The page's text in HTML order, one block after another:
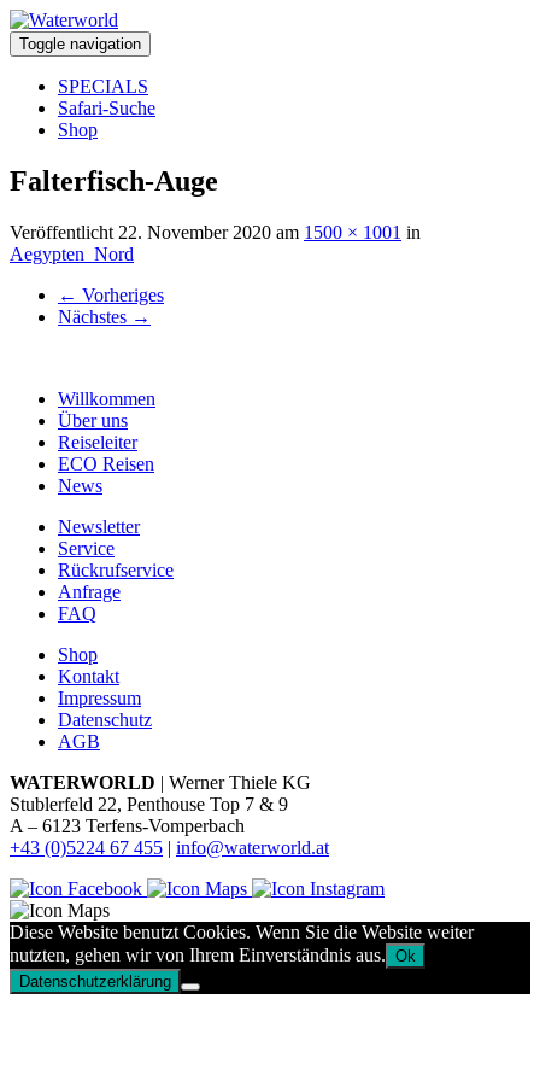
Toggle navigation
SPECIALS
Safari-Suche
Shop
Falterfisch-Auge
Veröffentlicht 22. November 2020 am 1500 × 1001 in
Aegypten_Nord
← Vorheriges
Nächstes →
Willkommen
Über uns
Reiseleiter
ECO Reisen
News
Newsletter
Service
Rückrufservice
Anfrage
FAQ
Shop
Kontakt
Impressum
Datenschutz
AGB
WATERWORLD | Werner Thiele KG
Stublerfeld 22, Penthouse Top 7 & 9
A – 6123 Terfens-Vomperbach
+43 (0)5224 67 455 | info@waterworld.at
Diese Website benutzt Cookies. Wenn Sie die Website weiter
nutzten, gehen wir von Ihrem Einverständnis aus. Ok
Datenschutzerklärung